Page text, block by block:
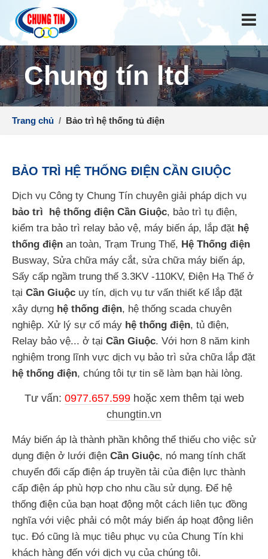
Chung tín ltd
Trang chủ / Bảo trì hệ thống tủ điện
BẢO TRÌ HỆ THỐNG ĐIỆN CẦN GIUỘC
Dịch vụ Công ty Chung Tín chuyên giải pháp dịch vụ
bảo trì hệ thống điện Cần Giuộc, bảo trì tụ điện,
kiểm tra bảo trì relay bảo vệ, máy biến áp, lắp đặt hệ
thống điện an toàn, Trạm Trung Thế, Hệ Thống điện
Busway, Sửa chữa máy cắt, sửa chữa máy biến áp,
Sấy cấp ngầm trung thế 3.3KV -110KV, Điện Hạ Thế ở
tại Cần Giuộc uy tín, dịch vụ tư vấn thiết kế lắp đặt
xây dựng hệ thống điện, hệ thống scada chuyên
nghiệp. Xử lý sự cố máy hệ thống điện, tủ điện,
Relay bảo vệ... ở tại Cần Giuộc. Với hơn 8 năm kinh
nghiệm trong lĩnh vực dịch vụ bảo trì sửa chữa lắp đặt
hệ thống điện, chúng tôi tự tin sẽ làm bạn hài lòng.
Tư vấn: 0977.657.599hoặc xem thêm tại web
chungtin.vn
Máy biến áp là thành phần không thể thiếu cho việc sử
dụng điện ở lưới điện Cần Giuộc, nó mang tính chất
chuyển đổi cấp điện áp truyền tải của điện lực thành
cấp điện áp phù hợp cho nhu cầu sử dụng. Để hệ
thống điện của bạn hoạt động một cách liên tục đồng
nghĩa với việc phải có một máy biến áp hoạt động liên
tục. Đó cũng là mục tiêu phục vụ của Chung Tín khi
khách hàng đến với dịch vụ của chúng tôi.